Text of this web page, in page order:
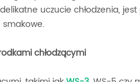
uczucie chłodzenia,
chłodzącymi